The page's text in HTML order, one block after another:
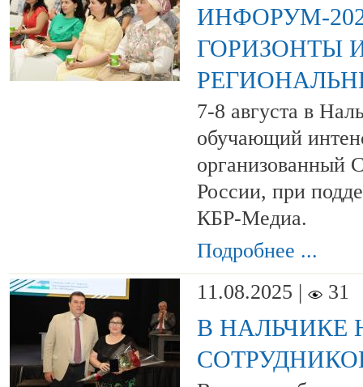
ИНФОРУМ-
ГОРИЗОНТЫ
7-8 августа в
обучающий
организованный
России, при
КБР-Медиа.
Подробнее ...
11.08.2025 |
31
В НАЛЬЧИКЕ